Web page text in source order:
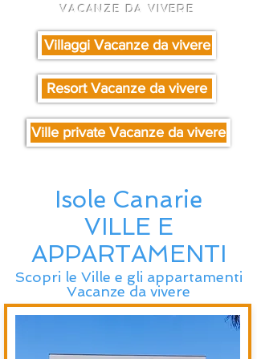
VACANZE DA VIVERE
Villaggi Vacanze da vivere
Resort Vacanze da vivere
Ville private Vacanze da vivere
Isole Canarie
VILLE E
APPARTAMENTI
Scopri le Ville e gli appartamenti
Vacanze da vivere